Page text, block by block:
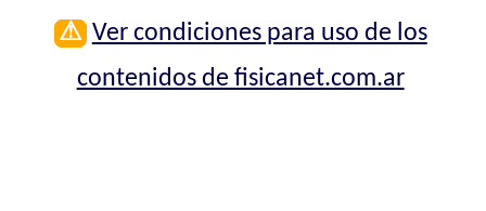
⚠ Ver condiciones para uso de los
contenidos de fisicanet.com.ar